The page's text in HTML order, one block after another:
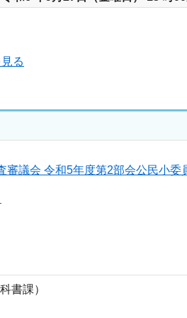
る
審議会 令和5年度第2部会公民小委
書課）